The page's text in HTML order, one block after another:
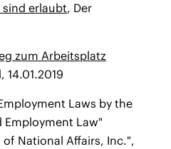
sind erlaubt, Der
zum Arbeitsplatz
14.01.2019
Laws by the
Employment Law"
National Affairs, Inc.",